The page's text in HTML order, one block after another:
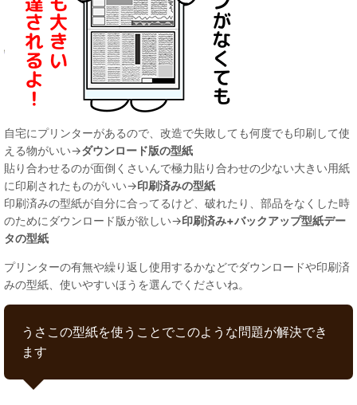
自宅にプリンターがあるので、改造で失敗しても何度でも印刷して使
える物がいい→ダウンロード版の型紙
貼り合わせるのが面倒くさいんで極力貼り合わせの少ない大きい用紙
に印刷されたものがいい→印刷済みの型紙
印刷済みの型紙が自分に合ってるけど、破れたり、部品をなくした時
のためにダウンロード版が欲しい→印刷済み+バックアップ型紙デー
タの型紙
プリンターの有無や繰り返し使用するかなどでダウンロードや印刷済
みの型紙、使いやすいほうを選んでくださいね。
うさこの型紙を使うことでこのような問題が解決でき
ます